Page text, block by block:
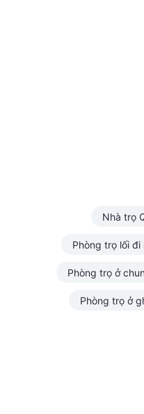
Nhà trọ
Phòng trọ lối đi
Phòng trọ ở
Phòng trọ ở